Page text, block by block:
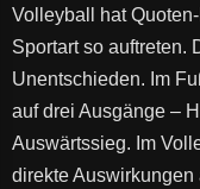
Volleyball hat
Sportart so auftreten.
Unentschieden. Im
auf drei Ausgänge –
Auswärtssieg. Im
direkte Auswirkungen